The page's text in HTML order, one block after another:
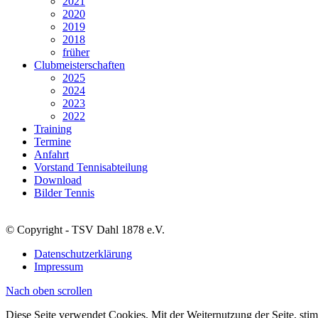
2020
2019
2018
früher
Clubmeisterschaften
2025
2024
2023
2022
Training
Termine
Anfahrt
Vorstand Tennisabteilung
Download
Bilder Tennis
© Copyright - TSV Dahl 1878 e.V.
Datenschutzerklärung
Impressum
Nach oben scrollen
Diese Seite verwendet Cookies. Mit der Weiternutzung der Seite,